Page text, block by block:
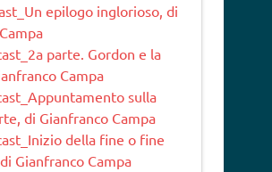
epilogo inglorioso, di
parte. Gordon e la
Campa
sulla
di Gianfranco Campa
della fine o fine
Gianfranco Campa